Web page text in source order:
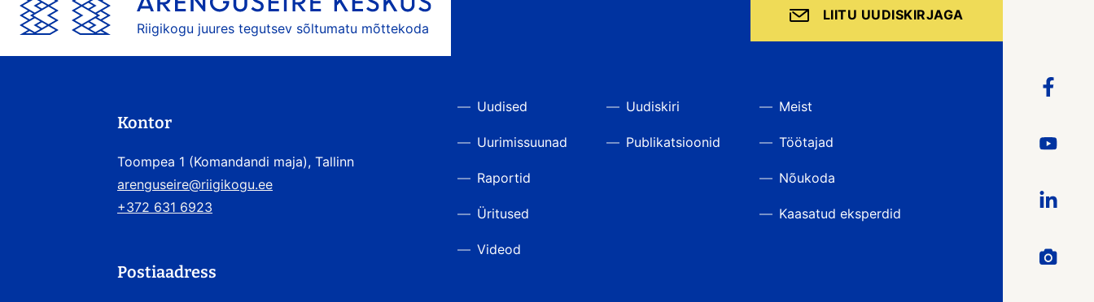
Riigikogu juures tegutsev sõltumatu mõttekoda
LIITU UUDISKIRJAGA
Kontor
Toompea 1 (Komandandi maja), Tallinn
arenguseire@riigikogu.ee
+372 631 6923
Postiaadress
Uudised
Uurimissuunad
Raportid
Üritused
Videod
Uudiskiri
Publikatsioonid
Meist
Töötajad
Nõukoda
Kaasatud eksperdid